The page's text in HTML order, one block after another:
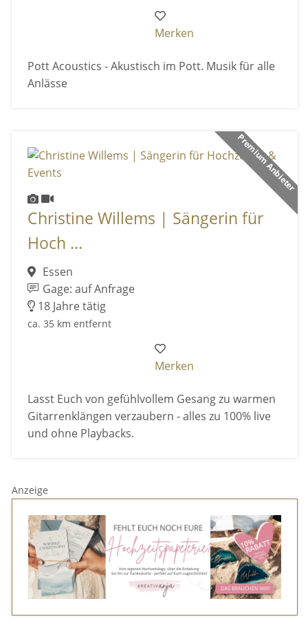
Merken
Pott Acoustics - Akustisch im Pott. Musik für alle
Anlässe
Premium Anbieter
Christine Willems | Sängerin für
Hoch ...
Essen
Gage: auf Anfrage
18 Jahre tätig
ca. 35 km entfernt
Merken
Lasst Euch von gefühlvollem Gesang zu warmen
Gitarrenklängen verzaubern - alles zu 100% live
und ohne Playbacks.
Anzeige